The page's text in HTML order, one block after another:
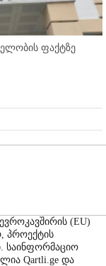
ფაქტზე
(EU)
პროექტის
საინფორმაციო
Qartli.ge და